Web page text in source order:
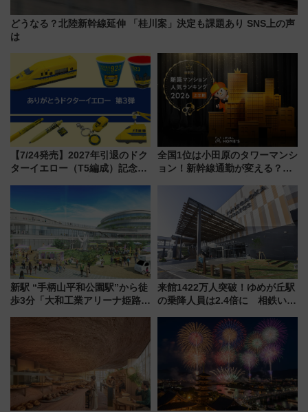
どうなる？北陸新幹線延伸 「桂川案」決定も課題あり SNS上の声
は
【7/24発売】2027年引退のドク
ターイエロー（T5編成）記念グ
送の目覚まし時計など通販・販
売店舗まとめ
全国1位は小田原のタワーマンシ
ョン！新幹線通勤が変える？
【新築マンション人気ランキン
新駅 “手柄山平和公園駅”から徒
歩3分「大和工業アリーナ姫路」
来館1422万人突破！ゆめが丘駅
の乗降人員は2.4倍に 相鉄いず
年祭にそうにゃん＆DB.スター
マンが登場